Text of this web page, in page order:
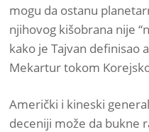
mogu da ostanu
njihovog kišobrana nije
kako je Tajvan definisao
Mekartur tokom
Američki i kineski
deceniji može da bukne